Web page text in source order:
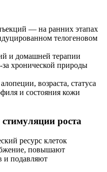
— на ранних этапах
телогеновом
и домашней терапии
хронической природы
возраста, статуса
и состояния кожи
роста
ресурс клеток
повышают
и подавляют